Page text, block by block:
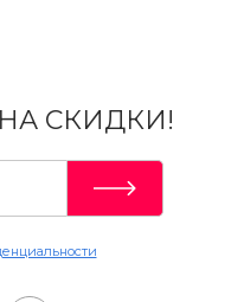
СКИДКИ!